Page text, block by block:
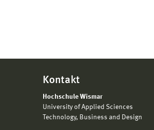
Kontakt
Hochschule Wismar
University of Applied Sciences
Technology, Business and Design